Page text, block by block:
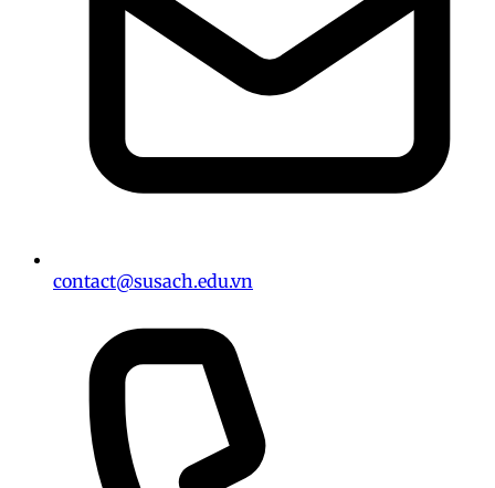
contact@susach.edu.vn